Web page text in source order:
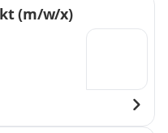
(m/w/x)